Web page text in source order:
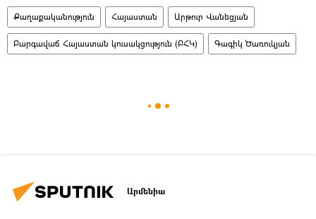
Քաղաքականություն Հայաստան Արթուր Վանեցյան
Բարգավաճ Հայաստան կուսակցություն (ԲՀԿ) Գագիկ Ծառուկյան
Արմենիա